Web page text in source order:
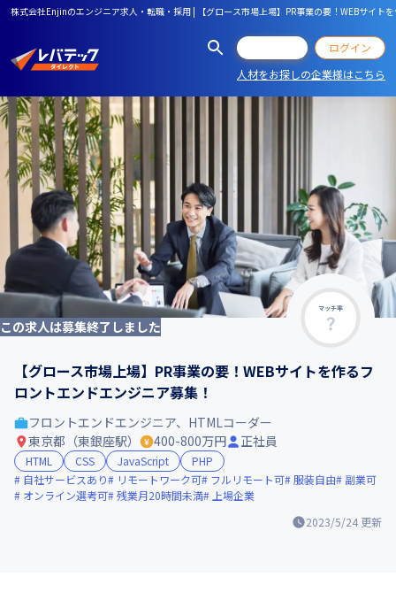
株式会社Enjinのエンジニア求人・転職・採用 | 【グロース市場上場】PR事業の要！WEBサイト
ログイン
人材をお探しの企業様はこちら
マッチ率
この求人は募集終了しました
【グロース市場上場】PR事業の要！WEBサイトを作るフ
ロントエンドエンジニア募集！
2023/5/24 更新
フロントエンドエンジニア、HTMLコーダー
東京都（東銀座駅）
400-800万円 正社員
HTML CSS JavaScript
PHP
自社サービスあり
リモートワーク可 フルリモート可 服装自由
副業可
オンライン選考可 残業月20時間未満 上場企業